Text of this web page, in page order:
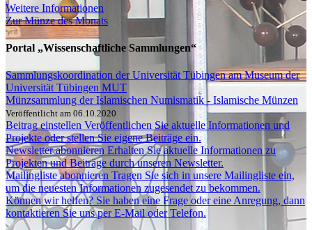
Weitere Informationen
Zur Münze des Monats
Portal „Wissenschaftliche Sammlungen“
Sammlungskoordination der Universität Tübingen am Museum der
Universität Tübingen MUT
Münzsammlung der Islamischen Numismatik - Islamische Münzen
Veröffentlicht am 06.10.2020
Beitrag einstellen Veröffentlichen Sie aktuelle Informationen und
Projekte oder stellen Sie eigene Beiträge ein.
Newsletter abonnieren Erhalten Sie aktuelle Informationen zu
Projekten und Beiträge durch unseren Newsletter.
Mailingliste abonnieren Tragen Sie sich in unsere Mailingliste ein,
um die neuesten Informationen zugesendet zu bekommen.
Können wir helfen? Sie haben eine Frage oder eine Anregung, dann
kontaktieren Sie uns per E-Mail oder Telefon.